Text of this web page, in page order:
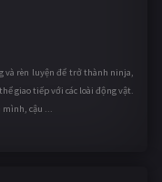
và rèn luyện để trở thành ninja,
giao tiếp với các loài động vật.
mình, cậu ...